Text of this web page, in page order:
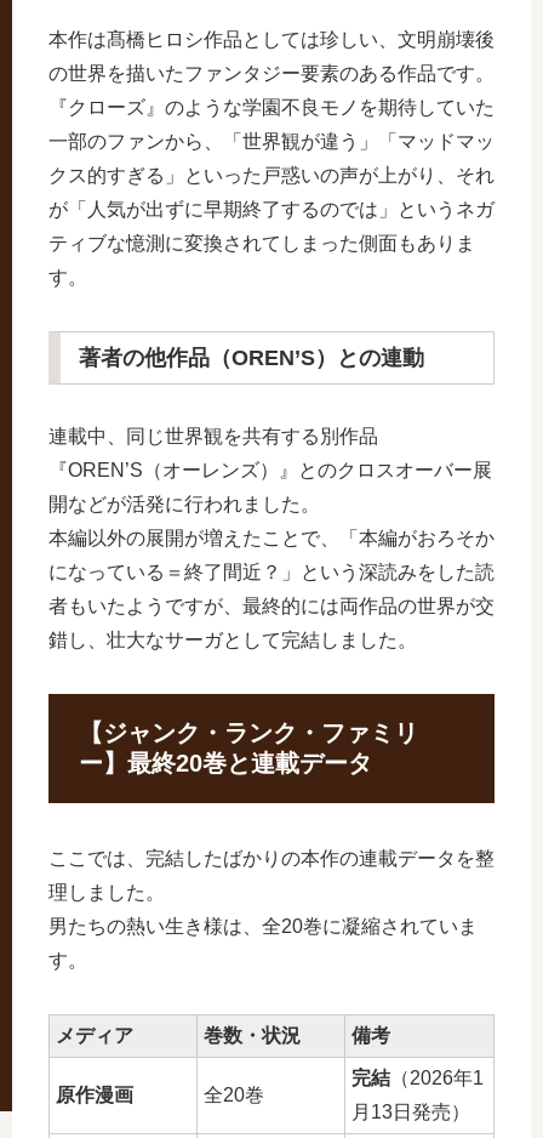
本作は髙橋ヒロシ作品としては珍しい、文明崩壊後
の世界を描いたファンタジー要素のある作品です。
『クローズ』のような学園不良モノを期待していた
一部のファンから、「世界観が違う」「マッドマッ
クス的すぎる」といった戸惑いの声が上がり、それ
が「人気が出ずに早期終了するのでは」というネガ
ティブな憶測に変換されてしまった側面もありま
す。
著者の他作品（OREN’S）との連動
連載中、同じ世界観を共有する別作品
『OREN’S（オーレンズ）』とのクロスオーバー展
開などが活発に行われました。
本編以外の展開が増えたことで、「本編がおろそか
になっている＝終了間近？」という深読みをした読
者もいたようですが、最終的には両作品の世界が交
錯し、壮大なサーガとして完結しました。
【ジャンク・ランク・ファミリ
ー】最終20巻と連載データ
ここでは、完結したばかりの本作の連載データを整
理しました。
男たちの熱い生き様は、全20巻に凝縮されていま
す。
メディア 巻数・状況 備考
原作漫画 全20巻
完結 （2026年1
月13日発売）